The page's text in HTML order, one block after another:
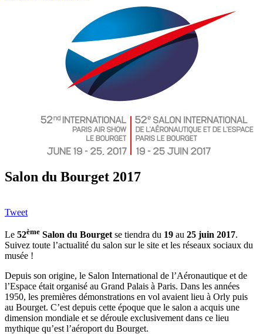
Salon du Bourget 2017
Tweet
Le 52ème Salon du Bourget se tiendra du 19 au 25 juin 2017.
Suivez toute l’actualité du salon sur le site et les réseaux sociaux du
musée !
Depuis son origine, le Salon International de l’Aéronautique et de
l’Espace était organisé au Grand Palais à Paris. Dans les années
1950, les premières démonstrations en vol avaient lieu à Orly puis
au Bourget. C’est depuis cette époque que le salon a acquis une
dimension mondiale et se déroule exclusivement dans ce lieu
mythique qu’est l’aéroport du Bourget.